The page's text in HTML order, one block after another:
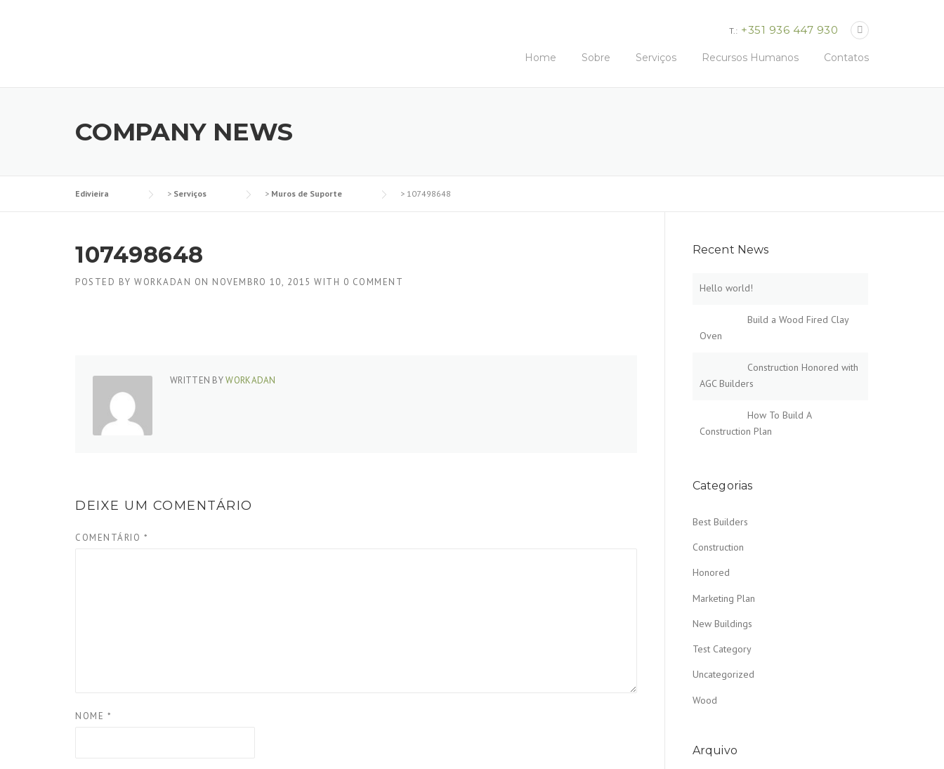
T.: +351 936 447 930
Home Sobre Serviços Recursos Humanos Contatos
COMPANY NEWS
Edivieira > Serviços > Muros de Suporte > 107498648
107498648
POSTED BY WORKADAN ON NOVEMBRO 10, 2015 WITH 0 COMMENT
WRITTEN BYWORKADAN
DEIXE UM COMENTÁRIO
COMENTÁRIO *
NOME *
Recent News
Hello world!
Build a Wood Fired Clay
Oven
Construction Honored with
AGC Builders
How To Build A
Construction Plan
Categorias
Best Builders
Construction
Honored
Marketing Plan
New Buildings
Test Category
Uncategorized
Wood
Arquivo